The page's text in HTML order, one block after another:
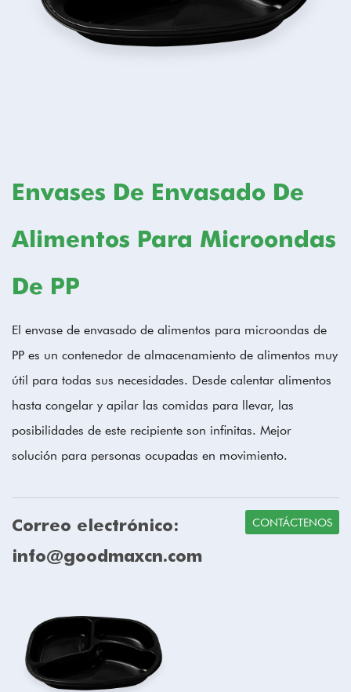
Envases De Envasado De
Alimentos Para Microondas
De PP
El envase de envasado de alimentos para microondas de
PP es un contenedor de almacenamiento de alimentos muy
útil para todas sus necesidades. Desde calentar alimentos
hasta congelar y apilar las comidas para llevar, las
posibilidades de este recipiente son infinitas. Mejor
solución para personas ocupadas en movimiento.
Correo electrónico:
info@goodmaxcn.com
CONTÁCTENOS